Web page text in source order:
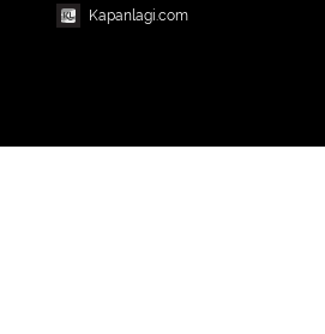
Kapanlagi.com